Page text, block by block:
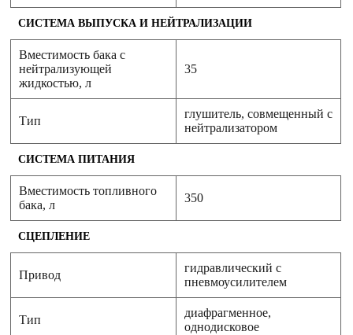
СИСТЕМА ВЫПУСКА И НЕЙТРАЛИЗАЦИИ
Вместимость бака с
нейтрализующей
жидкостью, л
35
Тип
глушитель, совмещенный с
нейтрализатором
СИСТЕМА ПИТАНИЯ
Вместимость топливного
бака, л
350
СЦЕПЛЕНИЕ
Привод
гидравлический с
пневмоусилителем
Тип
диафрагменное,
однодисковое